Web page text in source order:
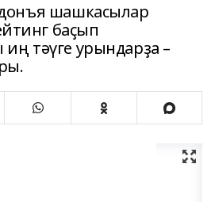
шашкасылар
баҫып
тәүге урындарҙа –